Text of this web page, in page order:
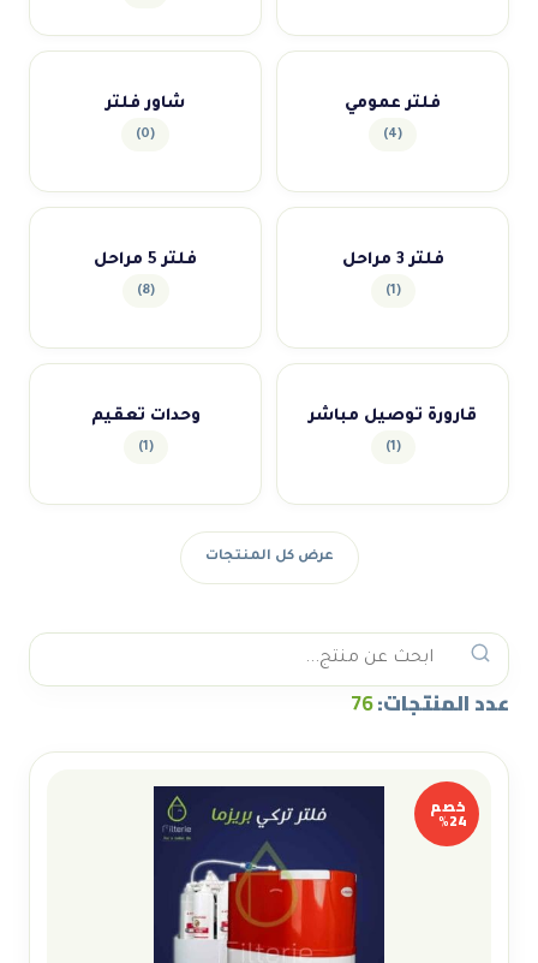
فلتر عمومي
(4)
شاور فلتر
(0)
فلتر 3 مراحل
(1)
فلتر 5 مراحل
(8)
قارورة توصيل مباشر
(1)
وحدات تعقيم
(1)
عرض كل المنتجات
عدد المنتجات:76
خصم
24%